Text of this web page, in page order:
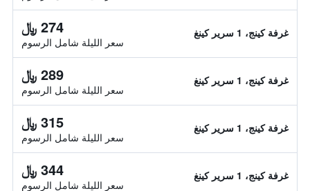
غرفة كينج، 1 سرير كينغ 274 ﷼
سعر الليلة شامل الرسوم
غرفة كينج، 1 سرير كينغ 289 ﷼
سعر الليلة شامل الرسوم
غرفة كينج، 1 سرير كينغ 315 ﷼
سعر الليلة شامل الرسوم
غرفة كينج، 1 سرير كينغ 344 ﷼
سعر الليلة شامل الرسوم